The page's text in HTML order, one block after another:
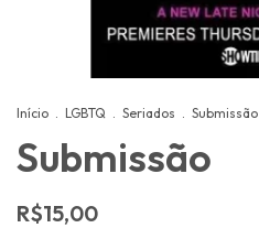
Início . LGBTQ . Seriados . Submissão
Submissão
R$15,00